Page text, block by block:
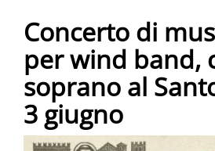
Concerto di
per wind band,
soprano al
3 giugno